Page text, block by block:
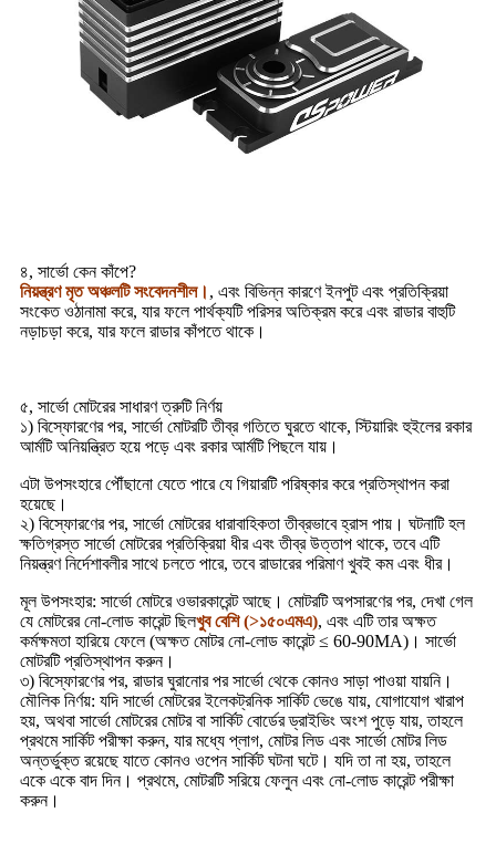
৪, সার্ভো কেন কাঁপে?
নিয়ন্ত্রণ মৃত অঞ্চলটি সংবেদনশীল। , এবং বিভিন্ন কারণে ইনপুট এবং প্রতিক্রিয়া
সংকেত ওঠানামা করে, যার ফলে পার্থক্যটি পরিসর অতিক্রম করে এবং রাডার বাহুটি
নড়াচড়া করে, যার ফলে রাডার কাঁপতে থাকে।
৫, সার্ভো মোটরের সাধারণ ত্রুটি নির্ণয়
১) বিস্ফোরণের পর, সার্ভো মোটরটি তীব্র গতিতে ঘুরতে থাকে, স্টিয়ারিং হুইলের রকার
আর্মটি অনিয়ন্ত্রিত হয়ে পড়ে এবং রকার আর্মটি পিছলে যায়।
এটা উপসংহারে পৌঁছানো যেতে পারে যে গিয়ারটি পরিষ্কার করে প্রতিস্থাপন করা
হয়েছে।
২) বিস্ফোরণের পর, সার্ভো মোটরের ধারাবাহিকতা তীব্রভাবে হ্রাস পায়। ঘটনাটি হল
ক্ষতিগ্রস্ত সার্ভো মোটরের প্রতিক্রিয়া ধীর এবং তীব্র উত্তাপ থাকে, তবে এটি
নিয়ন্ত্রণ নির্দেশাবলীর সাথে চলতে পারে, তবে রাডারের পরিমাণ খুবই কম এবং ধীর।
মূল উপসংহার: সার্ভো মোটরে ওভারকারেন্ট আছে। মোটরটি অপসারণের পর, দেখা গেল
যে মোটরের নো-লোড কারেন্ট ছিলখুব বেশি (>১৫০এমএ), এবং এটি তার অক্ষত
কর্মক্ষমতা হারিয়ে ফেলে (অক্ষত মোটর নো-লোড কারেন্ট ≤ 60-90MA)। সার্ভো
মোটরটি প্রতিস্থাপন করুন।
৩) বিস্ফোরণের পর, রাডার ঘুরানোর পর সার্ভো থেকে কোনও সাড়া পাওয়া যায়নি।
মৌলিক নির্ণয়: যদি সার্ভো মোটরের ইলেকট্রনিক সার্কিট ভেঙে যায়, যোগাযোগ খারাপ
হয়, অথবা সার্ভো মোটরের মোটর বা সার্কিট বোর্ডের ড্রাইভিং অংশ পুড়ে যায়, তাহলে
প্রথমে সার্কিট পরীক্ষা করুন, যার মধ্যে প্লাগ, মোটর লিড এবং সার্ভো মোটর লিড
অন্তর্ভুক্ত রয়েছে যাতে কোনও ওপেন সার্কিট ঘটনা ঘটে। যদি তা না হয়, তাহলে
একে একে বাদ দিন। প্রথমে, মোটরটি সরিয়ে ফেলুন এবং নো-লোড কারেন্ট পরীক্ষা
করুন।